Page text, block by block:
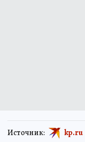
Источник: kp.ru